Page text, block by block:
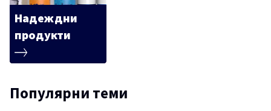
Надеждни
продукти
Популярни теми